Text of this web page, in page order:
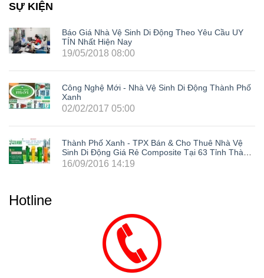
SỰ KIỆN
Báo Giá Nhà Vệ Sinh Di Động Theo Yêu Cầu UY
TÍN Nhất Hiện Nay
19/05/2018 08:00
Công Nghệ Mới - Nhà Vệ Sinh Di Động Thành Phố
Xanh
02/02/2017 05:00
Thành Phố Xanh - TPX Bán & Cho Thuê Nhà Vệ
Sinh Di Động Giá Rẻ Composite Tại 63 Tỉnh Thành
Trong Cả Nước: Hà Nội, Hải Phòng, Hồ Chí Minh,
16/09/2016 14:19
Hotline